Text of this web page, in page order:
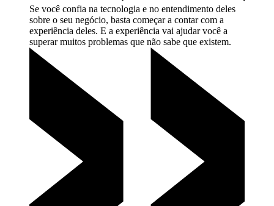
Se você confia na tecnologia e no entendimento deles
sobre o seu negócio, basta começar a contar com a
experiência deles. E a experiência vai ajudar você a
superar muitos problemas que não sabe que existem.